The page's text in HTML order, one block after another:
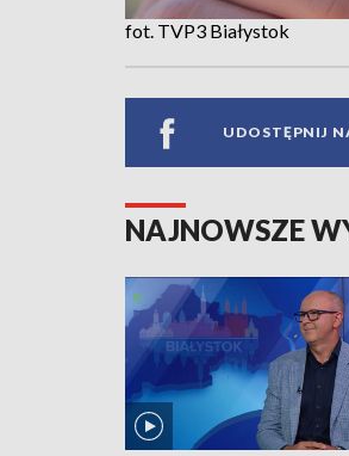
fot. TVP3 Białystok
UDOSTĘPNIJ
NAJNOWSZE